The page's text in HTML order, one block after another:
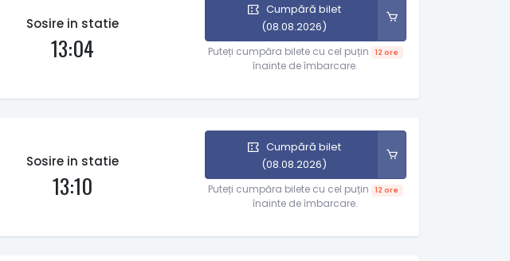
Sosire in statie
13:04
Cumpără bilet
(08.08.2026)
Puteți cumpăra bilete cu cel puțin 12 ore
înainte de îmbarcare.
Sosire in statie
13:10
Cumpără bilet
(08.08.2026)
Puteți cumpăra bilete cu cel puțin 12 ore
înainte de îmbarcare.